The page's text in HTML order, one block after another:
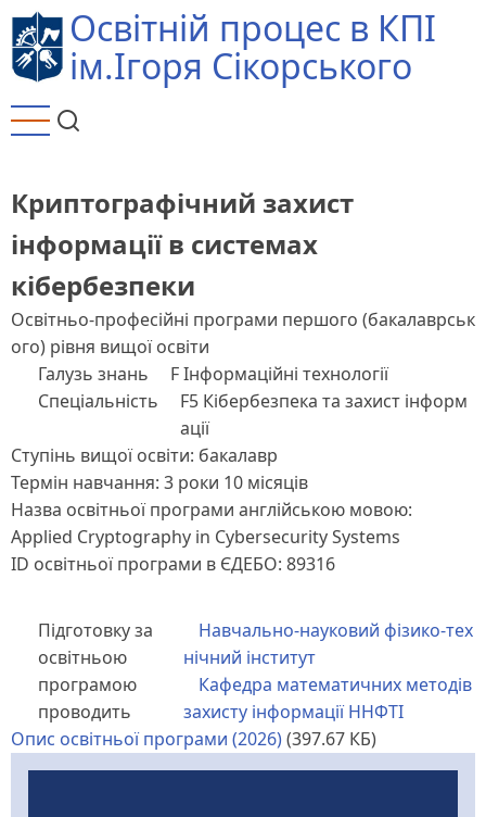
Перейти
до
основного
Освітній процес в КПІ
ім.Ігоря Сікорського
Криптографічний захист
інформації в системах
кібербезпеки
Освітньо-професійні програми першого (бакалаврськ
ого) рівня вищої освіти
Галузь знань
F Інформаційні технології
Спеціальність
F5 Кібербезпека та захист інформ
ації
Ступінь вищої освіти: бакалавр
Термін навчання: 3 роки 10 місяців
Назва освітньої програми англійською мовою:
Applied Cryptography in Cybersecurity Systems
ID освітньої програми в ЄДЕБО: 89316
Підготовку за
освітньою
програмою
проводить
Навчально-науковий фізико-тех
нічний інститут
Кафедра математичних методів
захисту інформації ННФТІ
Опис освітньої програми (2026)(397.67 КБ)